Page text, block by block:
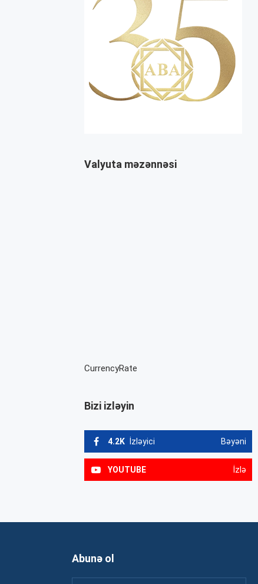
Valyuta məzənnəsi
CurrencyRate
Bizi izləyin
4.2K İzləyici Bəyəni
YOUTUBE İzlə
Abunə ol